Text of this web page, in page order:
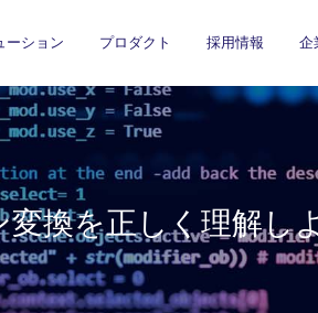
ーション プロダクト 採用情報 企
換を正しく理解し